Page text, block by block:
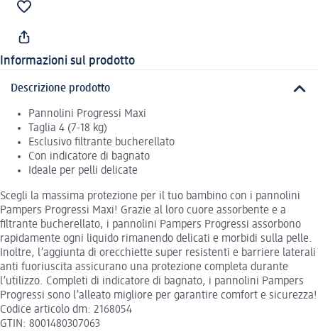
Informazioni sul prodotto
Descrizione prodotto
Pannolini Progressi Maxi
Taglia 4 (7-18 kg)
Esclusivo filtrante bucherellato
Con indicatore di bagnato
Ideale per pelli delicate
Scegli la massima protezione per il tuo bambino con i pannolini
Pampers Progressi Maxi! Grazie al loro cuore assorbente e a
filtrante bucherellato, i pannolini Pampers Progressi assorbono
rapidamente ogni liquido rimanendo delicati e morbidi sulla pelle.
Inoltre, l’aggiunta di orecchiette super resistenti e barriere laterali
anti fuoriuscita assicurano una protezione completa durante
l’utilizzo. Completi di indicatore di bagnato, i pannolini Pampers
Progressi sono l’alleato migliore per garantire comfort e sicurezza!
Codice articolo dm: 2168054
GTIN: 8001480307063